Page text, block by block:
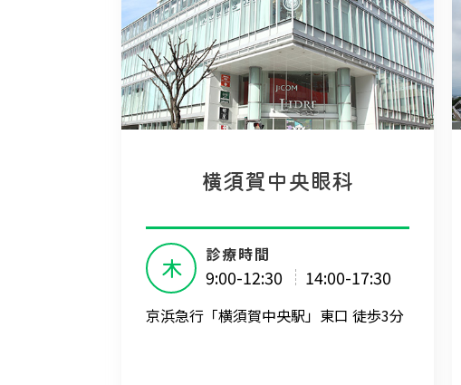
横須賀中央眼科
木 診療時間
9:00-12:30 14:00-17:30
京浜急行「横須賀中央駅」東口 徒歩3分